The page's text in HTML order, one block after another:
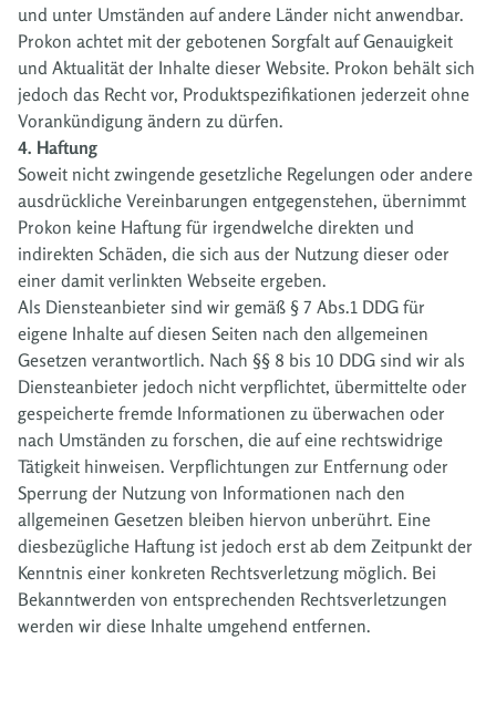
und unter Umständen auf andere Länder nicht anwendbar.
Prokon achtet mit der gebotenen Sorgfalt auf Genauigkeit
und Aktualität der Inhalte dieser Website. Prokon behält sich
jedoch das Recht vor, Produktspezifikationen jederzeit ohne
Vorankündigung ändern zu dürfen.
4. Haftung
Soweit nicht zwingende gesetzliche Regelungen oder andere
ausdrückliche Vereinbarungen entgegenstehen, übernimmt
Prokon keine Haftung für irgendwelche direkten und
indirekten Schäden, die sich aus der Nutzung dieser oder
einer damit verlinkten Webseite ergeben.
Als Diensteanbieter sind wir gemäß § 7 Abs.1 DDG für
eigene Inhalte auf diesen Seiten nach den allgemeinen
Gesetzen verantwortlich. Nach §§ 8 bis 10 DDG sind wir als
Diensteanbieter jedoch nicht verpflichtet, übermittelte oder
gespeicherte fremde Informationen zu überwachen oder
nach Umständen zu forschen, die auf eine rechtswidrige
Tätigkeit hinweisen. Verpflichtungen zur Entfernung oder
Sperrung der Nutzung von Informationen nach den
allgemeinen Gesetzen bleiben hiervon unberührt. Eine
diesbezügliche Haftung ist jedoch erst ab dem Zeitpunkt der
Kenntnis einer konkreten Rechtsverletzung möglich. Bei
Bekanntwerden von entsprechenden Rechtsverletzungen
werden wir diese Inhalte umgehend entfernen.